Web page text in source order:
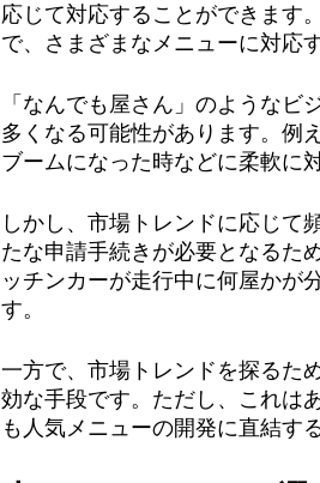
応じて対応することができます
で、さまざまなメニューに対応
「なんでも屋さん」のような
多くなる可能性があります。例
ブームになった時などに柔軟に
しかし、市場トレンドに応じて
たな申請手続きが必要となるた
ッチンカーが走行中に何屋かが
す。
一方で、市場トレンドを探るた
効な手段です。ただし、これは
も人気メニューの開発に直結す